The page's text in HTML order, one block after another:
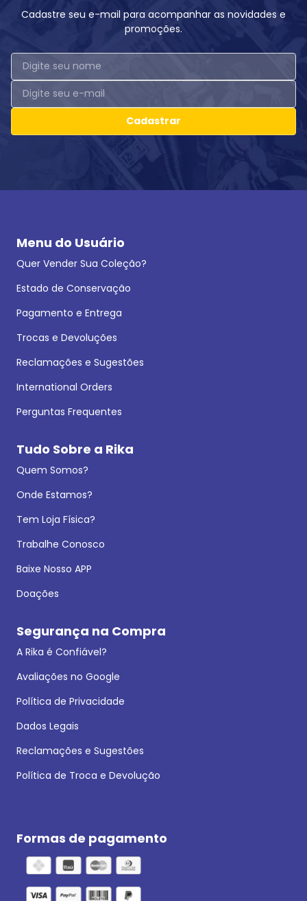
Cadastre seu e-mail para acompanhar as novidades e
promoções.
Cadastrar
Menu do Usuário
Quer Vender Sua Coleção?
Estado de Conservação
Pagamento e Entrega
Trocas e Devoluções
Reclamações e Sugestões
International Orders
Perguntas Frequentes
Tudo Sobre a Rika
Quem Somos?
Onde Estamos?
Tem Loja Física?
Trabalhe Conosco
Baixe Nosso APP
Doações
Segurança na Compra
A Rika é Confiável?
Avaliações no Google
Política de Privacidade
Dados Legais
Reclamações e Sugestões
Política de Troca e Devolução
Formas de pagamento